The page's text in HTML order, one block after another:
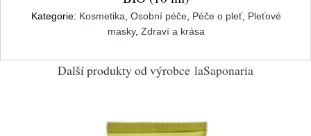
Kategorie: Kosmetika Osobní péče Péče o pleť, Pleťové
masky, Zdraví a krása
Další produkty od výrobce laSaponaria